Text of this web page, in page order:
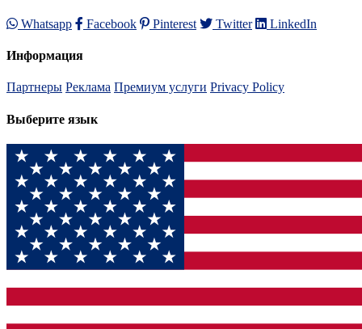
Whatsapp Facebook Pinterest Twitter LinkedIn
Информация
Партнеры Реклама Премиум услуги Privacy Policy
Выберите язык